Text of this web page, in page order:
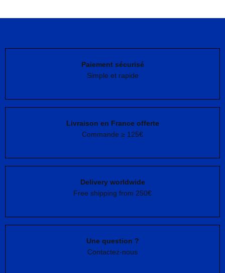
Paiement sécurisé
Simple et rapide
Livraison en France offerte
Commande ≥ 125€
Delivery worldwide
Free shipping from 250€
Une question ?
Contactez-nous